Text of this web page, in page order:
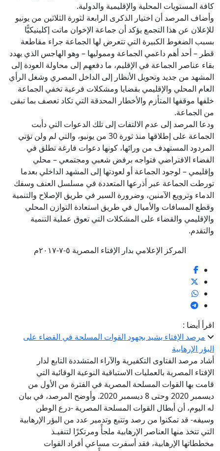
كافة المستويات المحلية والإقليمية والدولية.
وأضاف المرصد أن اختيار الذكرى الرابعة لثورة الثلاثين من يونيو
للإعلان عن هذا التجمع يؤكد أن جماعة الإخوان ماتت إكلينيكيًّا
بسبب الضغوط الكبيرة التي تتعرض لها الجماعة جراء مقاطعة
قطر – أحد أهم داعمي الجماعة ومموليها – وهو الهاجس الذي يهدد
بقاء عناصر الجماعة في الإقليم، ما دفعهم إلى محاولة العودة إلى
المشهد من جديد وتحويل الأنظار إلى الداخل المصري وشغل الرأي
العام المحلي والإقليمي بقضايا ومشكلات فرعية تخفي الجماعة
خلفها موقفها المتأزم والأخطار المحدقة التي تكاد تعصف بما تبقى
من الجماعة.
ودعا المرصد إلى عدم الالتفات إلى تلك الدعوات التي دأبت
الجماعة على إطلاقها منذ ثورة 30 من يونيو، والتي لم ولن تؤتي
المردود المستهدف من ورائها، كونها دعوات فارغة تطلق في
الفضاء الافتراضي فتواجه برفض شعبي ومجتمعي – محلي
وإقليمي – لوجود الجماعة أو لعودتها إلى المشهد الداخلي بعدما
تورطت الجماعة عبر أذرعها المتعددة في مسلسل العنف وسفك
الدماء وترويع الآمنين، وضرورة السير في طريق الإصلاح والتنمية
وقطع المسافات والأميال في طريق استعادة التوازن المحلي
والإقليمي والقضاء على المشكلات التي تعوق عملية التنمية
والتقدم.
المركز الإعلامي بدار الإفتاء المصرية ٥-٧-٢٠١٧م
اقرأ أيضا :
مرصد الإفتاء يشيد بجهود القوات المسلحة في القضاء على
البؤر الإرهابية
أشاد مرصد الفتاوى التكفيرية والآراء المتشددة التابع لدار
الإفتاء المصرية بالعمليات الاستباقية النوعية الوقائية التي
قامت بها القوات المسلحة المصرية في الفترة من الأول من
ديسمبر 2020 وحتى 8 ديسمبر 2020. وأوضح المرصد، في بيان
له اليوم، أن أبطال القوات المسلحة المصرية -درع الوطن
وسيفه- قد تمكنوا من رصد وتتبع وتدمير عدد من البؤر الإرهابية
التي تتخذ منها العناصر الإرهابية ملجأً ومرتكزًا لتنفيـذ
مخططاتها الإرهابية، فقد أسفرت مساعي أفراد القوات